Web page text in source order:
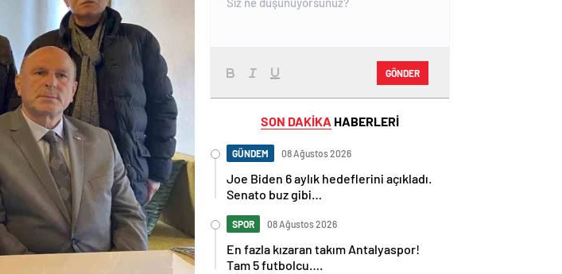
GÖNDER
SON DAKİKA HABERLERİ
GÜNDEM 08 Ağustos 2026
Joe Biden 6 aylık hedeflerini açıkladı.
Senato buz gibi…
SPOR 08 Ağustos 2026
En fazla kızaran takım Antalyaspor!
Tam 5 futbolcu….